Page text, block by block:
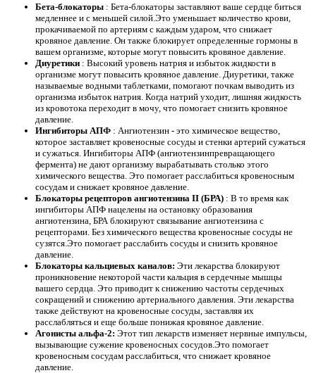
Бета-блокаторы : Бета-блокаторы заставляют ваше сердце биться
медленнее и с меньшей силой.Это уменьшает количество крови,
прокачиваемой по артериям с каждым ударом, что снижает
кровяное давление. Он также блокирует определенные гормоны в
вашем организме, которые могут повысить кровяное давление.
Диуретики : Высокий уровень натрия и избыток жидкости в
организме могут повысить кровяное давление. Диуретики, также
называемые водными таблетками, помогают почкам выводить из
организма избыток натрия. Когда натрий уходит, лишняя жидкость
из кровотока переходит в мочу, что помогает снизить кровяное
давление.
Ингибиторы АПФ : Ангиотензин - это химическое вещество,
которое заставляет кровеносные сосуды и стенки артерий сужаться
и сужаться. Ингибиторы АПФ (ангиотензинпревращающего
фермента) не дают организму вырабатывать столько этого
химического вещества. Это помогает расслабиться кровеносным
сосудам и снижает кровяное давление.
Блокаторы рецепторов ангиотензина II (БРА) : В то время как
ингибиторы АПФ нацелены на остановку образования
ангиотензина, БРА блокируют связывание ангиотензина с
рецепторами. Без химического вещества кровеносные сосуды не
сузятся.Это помогает расслабить сосуды и снизить кровяное
давление.
Блокаторы кальциевых каналов: Эти лекарства блокируют
проникновение некоторой части кальция в сердечные мышцы
вашего сердца. Это приводит к снижению частоты сердечных
сокращений и снижению артериального давления. Эти лекарства
также действуют на кровеносные сосуды, заставляя их
расслабляться и еще больше понижая кровяное давление.
Агонисты альфа-2: Этот тип лекарств изменяет нервные импульсы,
вызывающие сужение кровеносных сосудов.Это помогает
кровеносным сосудам расслабиться, что снижает кровяное
давление.